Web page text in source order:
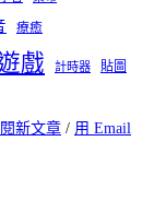
療癒
戲 計時器
貼圖
新文章 / 用 Email